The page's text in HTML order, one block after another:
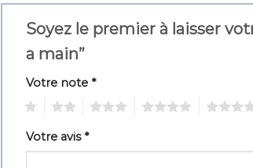
Soyez le premier à laisser
a main”
Votre note *
Votre avis*